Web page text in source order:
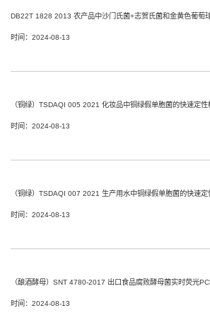
DB22T 1828 2013 农产品中沙门氏菌+志贺氏菌和金黄色葡萄
时间：2024-08-13
时间：2024-08-13
时间：2024-08-13
（酿酒酵母）SNT 4780-2017 出口食品腐败酵母菌实时荧光
时间：2024-08-13